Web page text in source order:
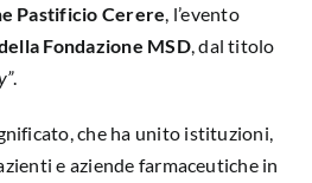
Pastificio Cerere, l’evento
Fondazione MSD, dal titolo
.
che ha unito istituzioni,
e aziende farmaceutiche in